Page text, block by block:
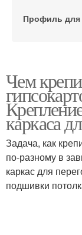
Профиль для
Чем
каркаса
Задача, как
по-разному в
каркас для
подшивки